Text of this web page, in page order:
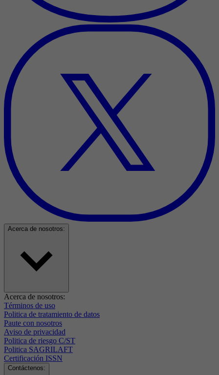
Acerca de nosotros:
Acerca de nosotros:
Términos de uso
Politica de tratamiento de datos
Paute con nosotros
Aviso de privacidad
Politica de riesgo C/ST
Politica SAGRILAFT
Certificación ISSN
Contáctenos: